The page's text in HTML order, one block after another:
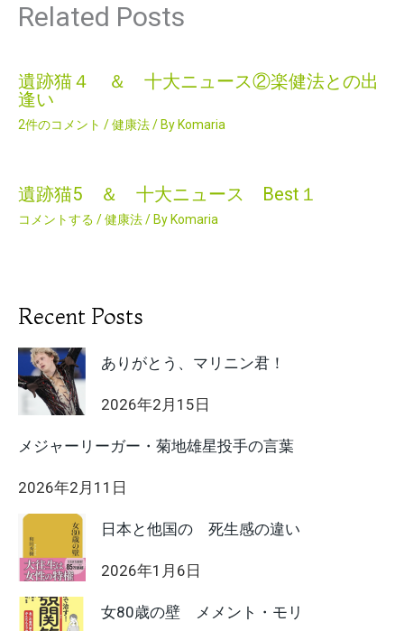
Related Posts
遺跡猫４ ＆ 十大ニュース②楽健法との出
逢い
2件のコメント /健康法/ By Komaria
遺跡猫5 ＆ 十大ニュース Best１
コメントする /健康法/ By Komaria
Recent Posts
ありがとう、マリニン君！
2026年2月15日
メジャーリーガー・菊地雄星投手の言葉
2026年2月11日
日本と他国の 死生感の違い
2026年1月6日
女80歳の壁 メメント・モリ